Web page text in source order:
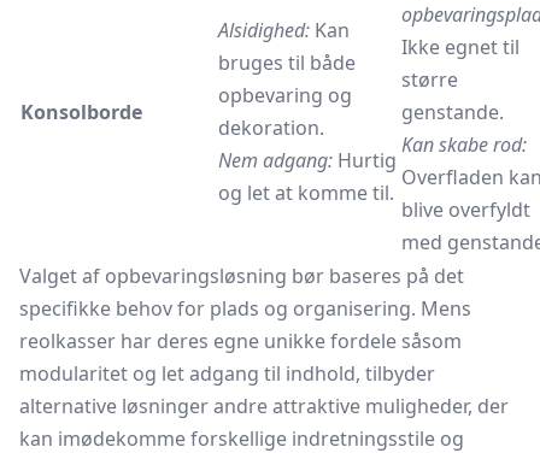
Konsolborde
Alsidighed: Kan
bruges til både
opbevaring og
dekoration.
Nem adgang: Hurtig
og let at komme til.
Ikke egnet til
større
genstande.
Kan skabe rod:
Overfladen
blive overfyldt
med
Valget af opbevaringsløsning bør baseres på det
specifikke behov for plads og organisering. Mens
reolkasser har deres egne unikke fordele såsom
modularitet og let adgang til indhold, tilbyder
alternative løsninger andre attraktive muligheder, der
kan imødekomme forskellige indretningsstile og